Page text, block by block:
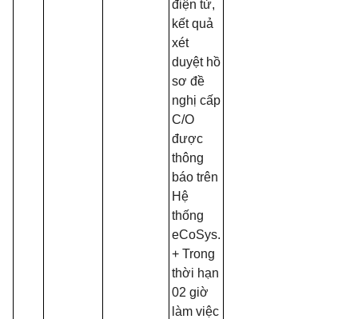
điện tử,
kết quả
xét
duyệt hồ
sơ đề
nghị cấp
C/O
được
thông
báo trên
Hệ
thống
eCoSys.
+ Trong
thời hạn
02 giờ
làm việc